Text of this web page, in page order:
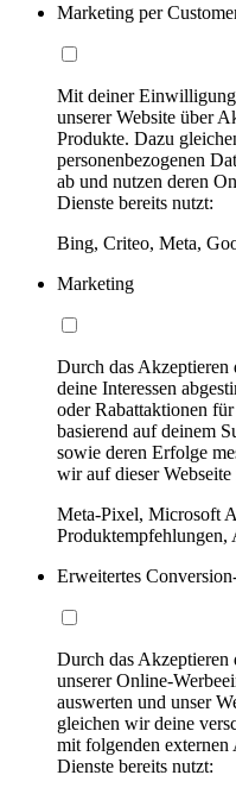
Marketing per
Mit deiner
unserer Website über
Produkte. Dazu
personenbezogenen
ab und nutzen deren
Dienste bereits nutzt:
Bing, Criteo, Meta,
Marketing
Durch das
deine Interessen
oder Rabattaktionen
basierend auf deinem
sowie deren Erfolge
wir auf dieser
Meta-Pixel, Microsoft
Produktempfehlungen,
Erweitertes
Durch das Akzeptieren
unserer Online-
auswerten und unser
gleichen wir deine
mit folgenden externen
Dienste bereits nutzt: